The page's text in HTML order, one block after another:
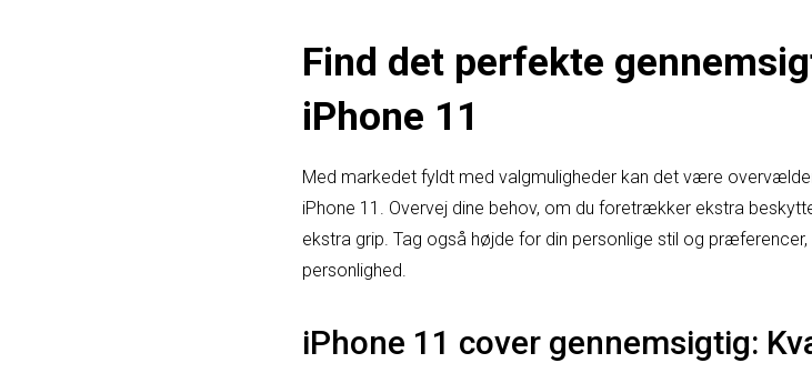
Find det perfekte
iPhone 11
Med markedet fyldt med valgmuligheder kan det være
iPhone 11. Overvej dine behov, om du foretrækker ekstra
ekstra grip. Tag også højde for din personlige stil og
personlighed.
iPhone 11 cover gennemsigtig: